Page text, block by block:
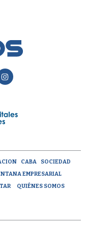
CABA
SOCIEDAD
EMPRESARIAL
QUIÉNES SOMOS